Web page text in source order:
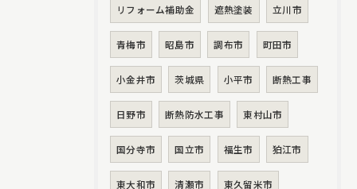
リフォーム補助金 遮熱塗装 立川市
青梅市 昭島市 調布市 町田市
小金井市 茨城県 小平市 断熱工事
日野市 断熱防水工事 東村山市
国分寺市 国立市 福生市 狛江市
東大和市 清瀬市 東久留米市